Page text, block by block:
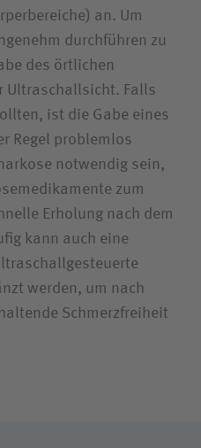
an. Um
durchführen zu
des örtlichen
Ultraschallsicht. Falls
ist die Gabe eines
Regel problemlos
notwendig sein,
zum
Erholung nach dem
kann auch eine
werden, um nach
Schmerzfreiheit